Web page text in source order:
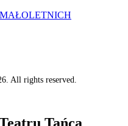
All rights reserved.